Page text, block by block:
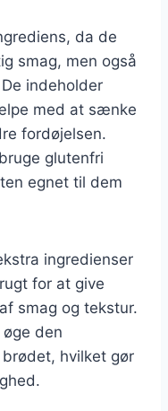
da de
smag, men også
indeholder
med at sænke
fordøjelsen.
glutenfri
egnet til dem
ingredienser
for at give
smag og tekstur.
den
hvilket gør